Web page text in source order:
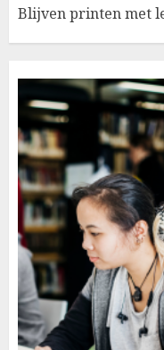
Blijven printen met